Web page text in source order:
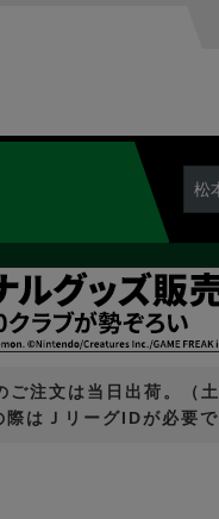
松
注文は当日出荷。（土
際はＪリーグIDが必要で